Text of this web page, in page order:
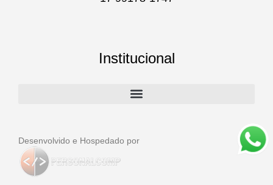
Institucional
Desenvolvido e Hospedado por